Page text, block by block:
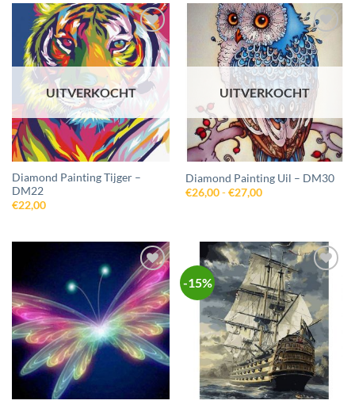
Toevoegen
aan
wenslijst
UITVERKOCHT
Diamond Painting Tijger –
DM22
€22,00
Toevoegen
aan
wenslijst
UITVERKOCHT
Diamond Painting Uil – DM30
€26,00 - €27,00Prijsklasse:
Toevoegen
aan
wenslijst
-15%
Toevoegen
aan
wenslijst